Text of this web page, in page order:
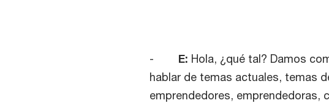
- E: Hola, ¿qué tal? Damos
hablar de temas actuales, temas
emprendedores, emprendedoras,